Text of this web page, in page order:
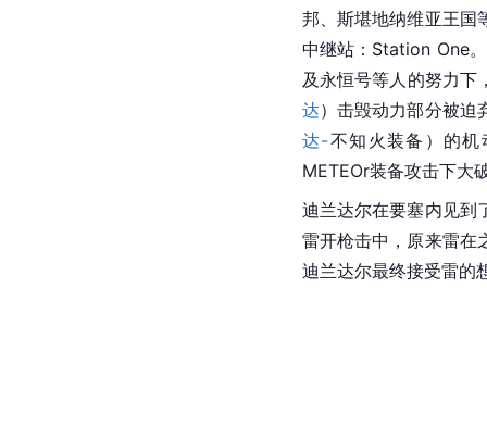
邦、斯堪地纳维亚王国
中继站：Station One
及 永恒号等人的努力下
达）击毁动力部分被
达-不知火装备）的机
METEOr装备攻击下大
迪兰达尔在要塞内见到
雷开枪击中，原来雷在
迪兰达尔最终接受雷的